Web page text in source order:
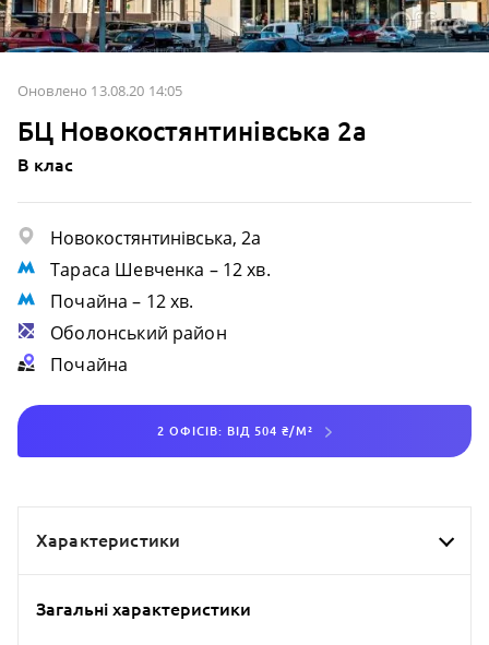
Оновлено 13.08.20 14:05
БЦ Новокостянтинівська 2а
B клас
Новокостянтинівська, 2а
Тараса Шевченка – 12 хв.
Почайна – 12 хв.
Оболонський район
Почайна
2 ОФІСІВ: ВІД 504 ₴/М²
Характеристики
Загальні характеристики